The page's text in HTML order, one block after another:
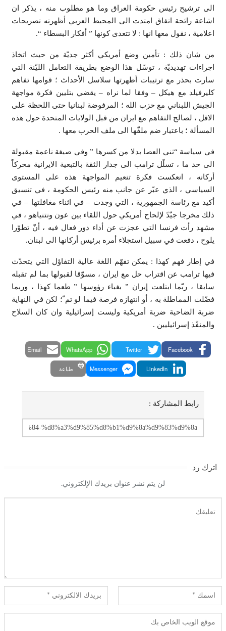
الى ترشيح رئيس حكومة العراق وما هو مطلوب منه ، يذكر ان
اشاعة رائحة اتفاق امتدت الى المحيط العربي أظهرته تصريحات
اعلامية ، نقول معها انها : لا تتعدى كونها ” أفكار البسطاء “.
من شان ذلك : تأمين وضع أمريكي أكثر جديّة من حيث اتخاذ
اجراءات تهديديّة ، توسّل هذا الوضع بطريقة التعامل الليّنة التي
سارت بحذر مع ترتيبات أظهرتها سلاسل الأحداث ؛ قوامها تفاهم
كليرفيلد مع هيكل – وفقا لما نراه – يقضي بتليين فكرة مواجهة
الجيش اللبناني مع حزب الله ؛ المرفوضة لبنانيا حتى اللحظة على
الاقل ، لصالح التفاهم مع ايران من قبل الولايات المتحدة حول هذه
المسألة ؛ باعتبار ضم ملفّها الى ملف الحرب معها .
في سياسة “ثني العصا بدلا من كسرها ” وفي صيغة ناعمة مقبولة
الى حد ما ، تسلّل ترامب الى جدار الثقة بالتبعية الايرانية محركاً
أركانه ، انعكست فكرة تنعيم المواجهة هذه على المستوى
السياسي ، الذي عبّر عن جانب منه رئيس الحكومة ، في تنسيق
أكيد مع رئاسة الجمهورية ، التي وجدت – في اثناء مغافلتها – في
ذلك مخرجا جيّدً لإلحاح أمريكي حول اللقاء بين عون ونتنياهو ، في
مشهد رأت فرنسا التي عجزت عن أداء دور فعال فيه ، أنّ تطوّرا
يلوح ، دفعت في سبيل استجلاء أمره برئيس أركانها الى لبنان.
في إطار فهم كهذا : يمكن تفهّم اللغة عالية التفاؤل التي يتحدّث
فيها ترامب عن اقتراب حل مع ايران ، مسوّقا لقبولها بما لم تقبله
سابقا ، ربّما ابتلعت إيران ” بغباء رؤوسها ” طعما كهذا ، وربما
فضّلت المماطلة به ، أو انتهازه فرصة فيما لو تم ّ؛ لكن في النهاية
ضربة الضاحية ضربة أمريكية وليست إسرائيلية وان كان السلاح
والمنفّذ إسرائيليين .
Facebook
Twitter
WhatsApp
Email
LinkedIn
Messenger طباعة
رابط المشاركة :
اترك رد
لن يتم نشر عنوان بريدك الإلكتروني.